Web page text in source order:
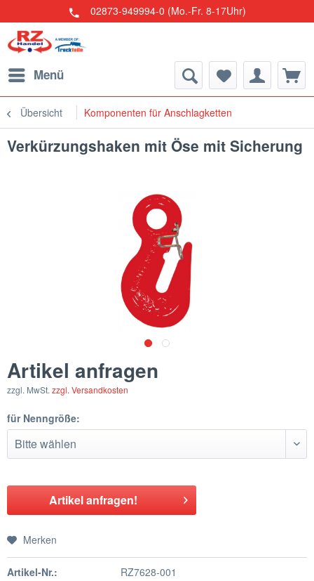
02873-949994-0 (Mo.-Fr. 8-17Uhr)
Menü
Übersicht Komponenten für Anschlagketten
Verkürzungshaken mit Öse mit Sicherung
Artikel anfragen
zzgl. MwSt. zzgl. Versandkosten
für Nenngröße:
Artikel anfragen!
Merken
Artikel-Nr.:
RZ7628-001